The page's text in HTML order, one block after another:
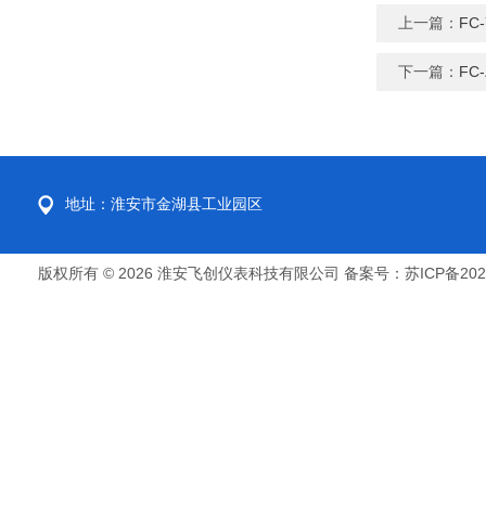
上一篇：
下一篇：
地址：淮安市金湖县工业园区
版权所有 © 2026 淮安飞创仪表科技有限公司 备案号：苏ICP备